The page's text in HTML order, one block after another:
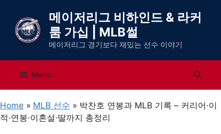
기
메이저리그 비하인드 & 라커
룸 가십 | MLB썰
메이저리그 경기보다 재밌는 선수 이야기
Menu
Home » MLB 선수 » 박찬호 연봉과 MLB 기록 – 커리어·이
적·연봉·이혼설·딸까지 총정리